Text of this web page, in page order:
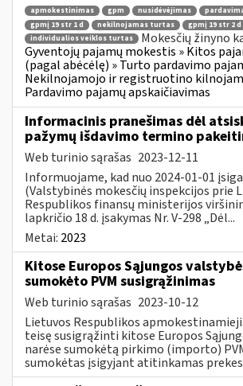
apmokestinimas gpm nusidėvėjimas
gpmį 19 str 1 d
nekilnojamas turtas
gpmį 19 str 2 d
individualios veiklos turtas
Mokesčių žinyno
Gyventojų pajamų mokestis » Kitos
(pagal abėcėlę) » Turto pardavimo
Nekilnojamojo ir registruotino
Pardavimo pajamų apskaičiavimas
Informacinis pranešimas dėl
pažymų išdavimo termino
Web turinio sąrašas 2023-12-11
Informuojame, kad nuo 2024-01-01
(Valstybinės mokesčių inspekcijos prie
Respublikos finansų ministerijos
lapkričio 18 d. įsakymas Nr. V-298 „Dėl...
Metai: 2023
Kitose Europos Sąjungos
sumokėto PVM susigrąžinimas
Web turinio sąrašas 2023-10-12
Lietuvos Respublikos
teisę susigrąžinti kitose Europos
narėse sumokėtą pirkimo (importo)
sumokėtas įsigyjant atitinkamas